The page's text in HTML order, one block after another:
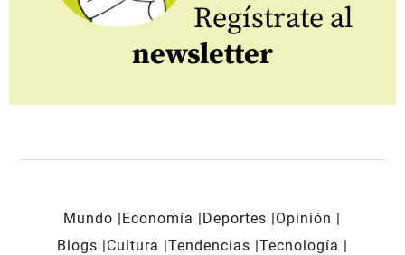
Regístrate al
newsletter
Mundo Economía Deportes
Opinión
Blogs
Cultura Tendencias Tecnología